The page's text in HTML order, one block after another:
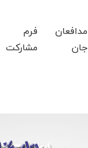
مدافعان
جان
فرم
مشارکت